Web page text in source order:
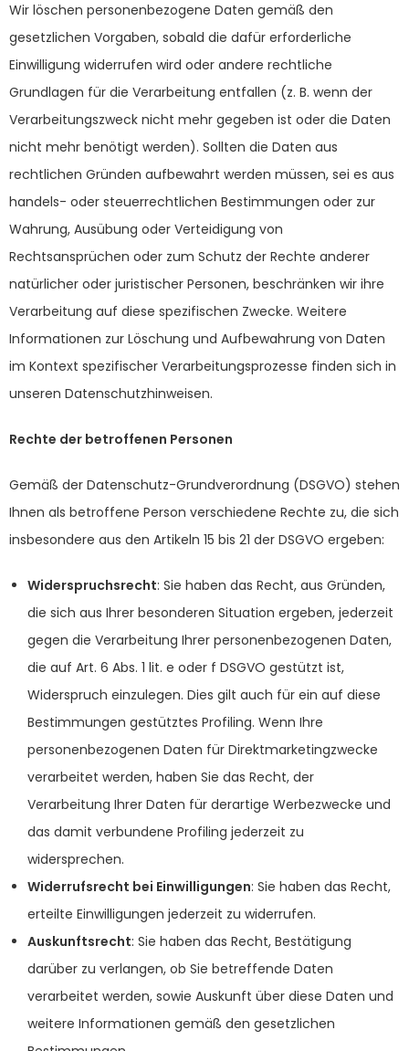
Wir löschen personenbezogene Daten gemäß den
gesetzlichen Vorgaben, sobald die dafür erforderliche
Einwilligung widerrufen wird oder andere rechtliche
Grundlagen für die Verarbeitung entfallen (z. B. wenn der
Verarbeitungszweck nicht mehr gegeben ist oder die Daten
nicht mehr benötigt werden). Sollten die Daten aus
rechtlichen Gründen aufbewahrt werden müssen, sei es aus
handels- oder steuerrechtlichen Bestimmungen oder zur
Wahrung, Ausübung oder Verteidigung von
Rechtsansprüchen oder zum Schutz der Rechte anderer
natürlicher oder juristischer Personen, beschränken wir ihre
Verarbeitung auf diese spezifischen Zwecke. Weitere
Informationen zur Löschung und Aufbewahrung von Daten
im Kontext spezifischer Verarbeitungsprozesse finden sich in
unseren Datenschutzhinweisen.
Rechte der betroffenen Personen
Gemäß der Datenschutz-Grundverordnung (DSGVO) stehen
Ihnen als betroffene Person verschiedene Rechte zu, die sich
insbesondere aus den Artikeln 15 bis 21 der DSGVO ergeben:
Widerspruchsrecht: Sie haben das Recht, aus Gründen,
die sich aus Ihrer besonderen Situation ergeben, jederzeit
gegen die Verarbeitung Ihrer personenbezogenen Daten,
die auf Art. 6 Abs. 1 lit. e oder f DSGVO gestützt ist,
Widerspruch einzulegen. Dies gilt auch für ein auf diese
Bestimmungen gestütztes Profiling. Wenn Ihre
personenbezogenen Daten für Direktmarketingzwecke
verarbeitet werden, haben Sie das Recht, der
Verarbeitung Ihrer Daten für derartige Werbezwecke und
das damit verbundene Profiling jederzeit zu
widersprechen.
Widerrufsrecht bei Einwilligungen: Sie haben das Recht,
erteilte Einwilligungen jederzeit zu widerrufen.
Auskunftsrecht: Sie haben das Recht, Bestätigung
darüber zu verlangen, ob Sie betreffende Daten
verarbeitet werden, sowie Auskunft über diese Daten und
weitere Informationen gemäß den gesetzlichen